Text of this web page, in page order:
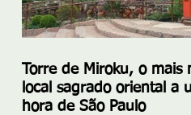
Torre de Miroku, o mais
local sagrado oriental a
hora de São Paulo